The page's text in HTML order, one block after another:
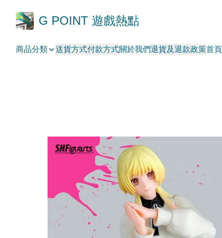
G POINT 遊戲熱點
商品分類 送貨方式付款方式關於我們退貨及退款政策首頁